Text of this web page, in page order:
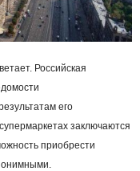
Российская
его
заключаются
приобрести